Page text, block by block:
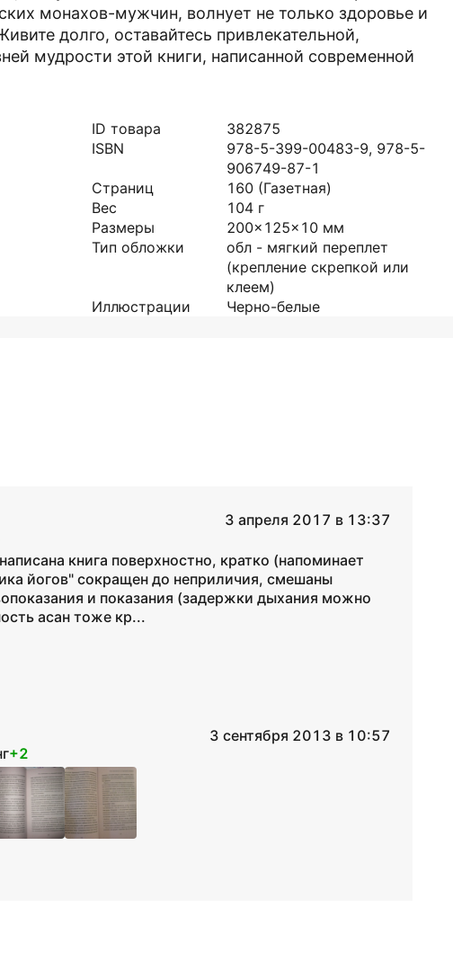
монахов-мужчин, волнует не только здоровье и
долго, оставайтесь привлекательной,
мудрости этой книги, написанной современной
ID товара
382875
ISBN
978-5-399-00483-9, 978-5-
906749-87-1
Страниц
160 (Газетная)
Вес
104 г
Размеры
200x125x10 мм
Тип обложки
обл - мягкий переплет
(крепление скрепкой или
клеем)
Иллюстрации
Черно-белые
3 апреля 2017 в 13:37
книга поверхностно, кратко (напоминает
йогов" сокращен до неприличия, смешаны
и показания (задержки дыхания можно
асан тоже кр...
3 сентября 2013 в 10:57
+2